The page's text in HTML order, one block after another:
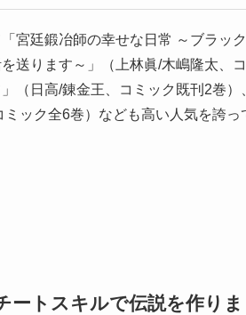
宮廷鍛冶師の幸せな日常 ～ブラッ
送ります～」（上林眞/木嶋隆太、
（日高/錬金王、コミック既刊2巻
ック全6巻）なども高い人気を誇っ
ートスキルで伝説を作り